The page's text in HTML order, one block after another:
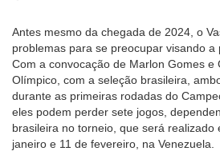
Antes mesmo da chegada de 2024, o
problemas para se preocupar visando a
Com a convocação de Marlon Gomes e
Olímpico, com a seleção brasileira,
durante as primeiras rodadas do
eles podem perder sete jogos,
brasileira no torneio, que será realizado
janeiro e 11 de fevereiro, na Venezuela.